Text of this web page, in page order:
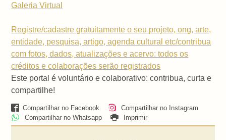
Galeria Virtual
Registre/cadastre gratuitamente o seu projeto, ong, arte,
entidade, pesquisa, artigo, agenda cultural etc/contribua
com fotos, dados, atualizações e acervo: todos os
créditos e colaborações serão registrados
Este portal é voluntário e colaborativo: contribua, curta e
compartilhe!
Compartilhar no Facebook
Compartilhar no Instagram
Compartilhar no Whatsapp
Imprimir